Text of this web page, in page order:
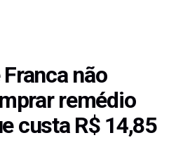
não
remédio
custa R$ 14,85